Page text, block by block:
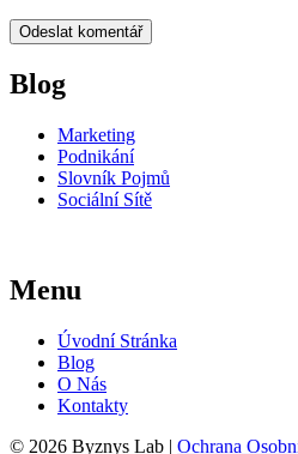
Blog
Marketing
Podnikání
Slovník Pojmů
Sociální Sítě
Menu
Úvodní Stránka
Blog
O Nás
Kontakty
© 2026 Byznys Lab | Ochrana